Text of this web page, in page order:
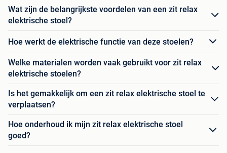
Wat zijn de belangrijkste voordelen van een zit relax
elektrische stoel?
Hoe werkt de elektrische functie van deze stoelen?
Welke materialen worden vaak gebruikt voor zit relax
elektrische stoelen?
Is het gemakkelijk om een zit relax elektrische stoel te
verplaatsen?
Hoe onderhoud ik mijn zit relax elektrische stoel
goed?